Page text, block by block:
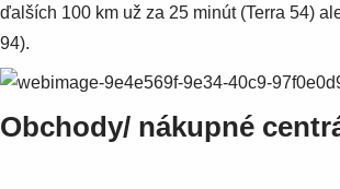
ďalších 100 km už za 25 minút (Terra 54)
94).
Obchody/ nákupné